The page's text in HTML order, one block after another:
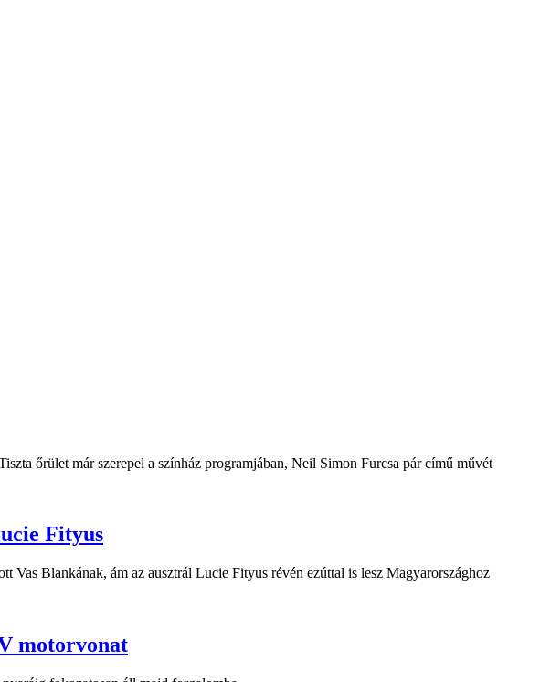
őrület már szerepel a színház programjában, Neil Simon Furcsa pár című művét
Fityus
Vas Blankának, ám az ausztrál Lucie Fityus révén ezúttal is lesz Magyarországhoz
motorvonat